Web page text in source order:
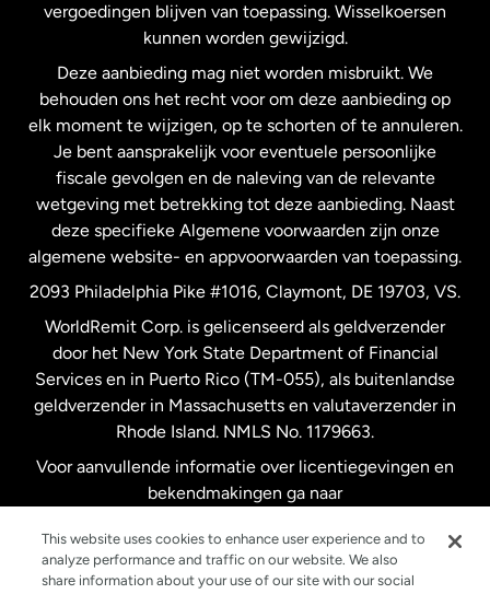
Nederland
Nieuw-Zeeland
Spanje
Verenigd Koninkrijk
Verenigde Staten English
Verenigde Staten Español
Zweden
vergoedingen blijven van toepassing. Wisselkoersen
kunnen worden gewijzigd.
Deze aanbieding mag niet worden misbruikt. We
behouden ons het recht voor om deze aanbieding op
elk moment te wijzigen, op te schorten of te annuleren.
Je bent aansprakelijk voor eventuele persoonlijke
fiscale gevolgen en de naleving van de relevante
wetgeving met betrekking tot deze aanbieding. Naast
deze specifieke Algemene voorwaarden zijn onze
algemene website- en appvoorwaarden van toepassing.
2093 Philadelphia Pike #1016, Claymont, DE 19703, VS.
WorldRemit Corp. is gelicenseerd als geldverzender
door het New York State Department of Financial
Services en in Puerto Rico (TM-055), als buitenlandse
geldverzender in Massachusetts en valutaverzender in
Rhode Island. NMLS No. 1179663.
Voor aanvullende informatie over licentiegevingen en
bekendmakingen ga naar
This website uses cookies to enhance user experience and to
analyze performance and traffic on our website. We also
share information about your use of our site with our social